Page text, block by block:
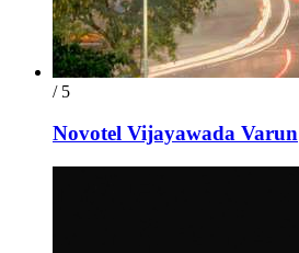
/ 5
Novotel Vijayawada Varun